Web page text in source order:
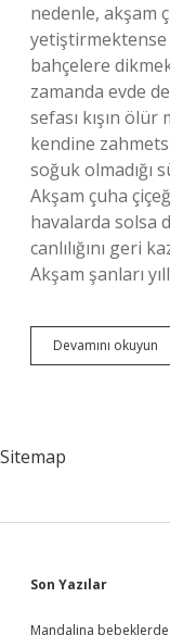
nedenle, akşam
bahçelere
zamanda evde
sefası kışın
kendine
soğuk olmadığı
Akşam çuha
havalarda solsa
canlılığını geri
Akşam şanları
Devamını okuyun
Sitemap
Sidebar
Son Yazılar
Mandalina bebeklerde